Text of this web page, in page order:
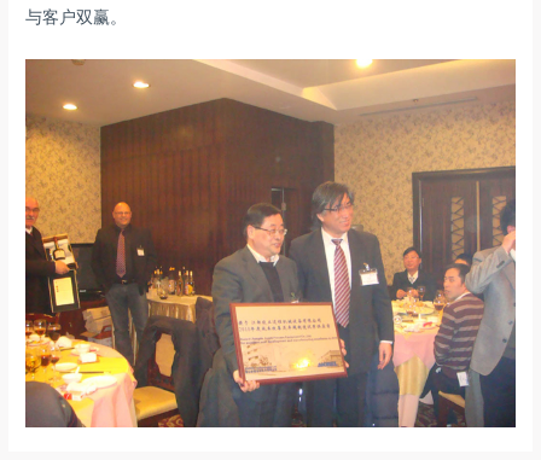
与客户双赢。